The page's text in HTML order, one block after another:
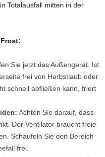
Totalausfall mitten in der
Sie jetzt das Außengerät. Ist
frei von Herbstlaub oder
schnell abfließen kann, friert
Achten Sie darauf, dass
Der Ventilator braucht freie
Schaufeln Sie den Bereich
frei.